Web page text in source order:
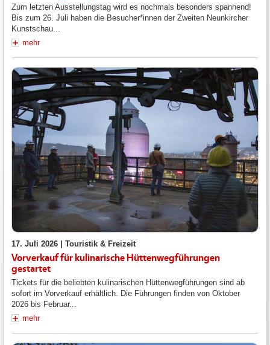
Zum letzten Ausstellungstag wird es nochmals besonders spannend!
Bis zum 26. Juli haben die Besucher*innen der Zweiten Neunkircher
Kunstschau...
mehr
17. Juli 2026 | Touristik & Freizeit
Vorverkauf für kulinarische Hüttenwegführungen
gestartet
Tickets für die beliebten kulinarischen Hüttenwegführungen sind ab
sofort im Vorverkauf erhältlich. Die Führungen finden von Oktober
2026 bis Februar...
mehr